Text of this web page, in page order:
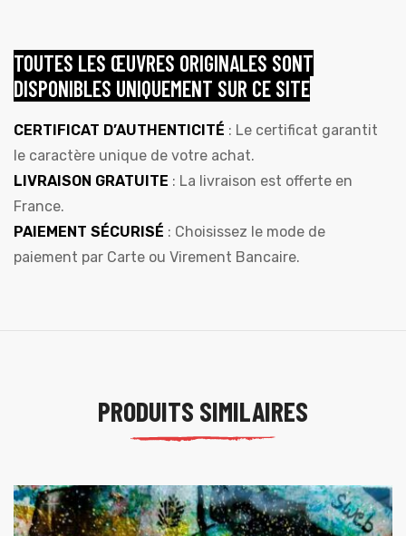
TOUTES LES ŒUVRES ORIGINALES SONT
DISPONIBLES UNIQUEMENT SUR CE SITE
CERTIFICAT D’AUTHENTICITÉ : Le certificat garantit
le caractère unique de votre achat.
LIVRAISON GRATUITE : La livraison est offerte en
France.
PAIEMENT SÉCURISÉ : Choisissez le mode de
paiement par Carte ou Virement Bancaire.
PRODUITS SIMILAIRES